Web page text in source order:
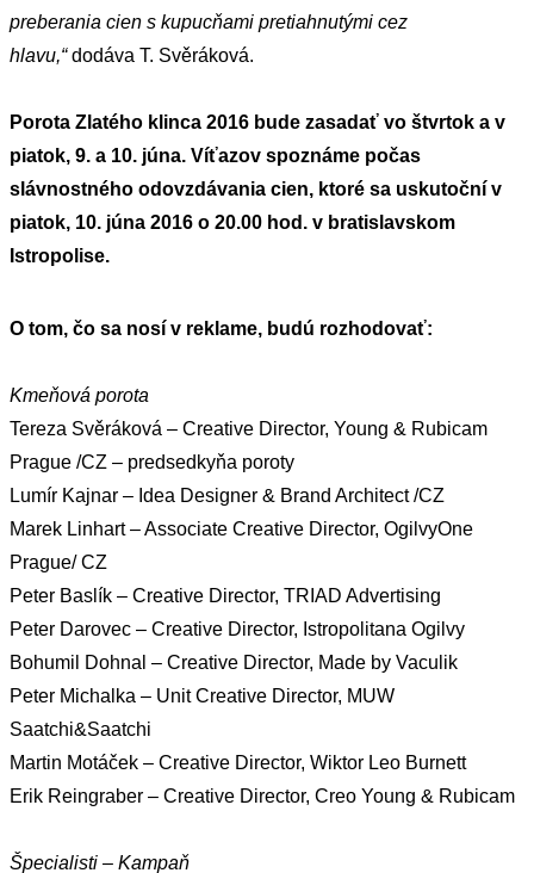
preberania cien s kupucňami pretiahnutými cez
hlavu,“dodáva T. Svěráková.
Porota Zlatého klinca 2016 bude zasadať vo štvrtok a v
piatok, 9. a 10. júna. Víťazov spoznáme počas
slávnostného odovzdávania cien, ktoré sa uskutoční v
piatok, 10. júna 2016 o 20.00 hod. v bratislavskom
Istropolise.
O tom, čo sa nosí v reklame, budú rozhodovať:
Kmeňová porota
Tereza Svěráková – Creative Director, Young & Rubicam
Prague /CZ – predsedkyňa poroty
Lumír Kajnar – Idea Designer & Brand Architect /CZ
Marek Linhart – Associate Creative Director, OgilvyOne
Prague/ CZ
Peter Baslík – Creative Director, TRIAD Advertising
Peter Darovec – Creative Director, Istropolitana Ogilvy
Bohumil Dohnal – Creative Director, Made by Vaculik
Peter Michalka – Unit Creative Director, MUW
Saatchi&Saatchi
Martin Motáček – Creative Director, Wiktor Leo Burnett
Erik Reingraber – Creative Director, Creo Young & Rubicam
Špecialisti – Kampaň